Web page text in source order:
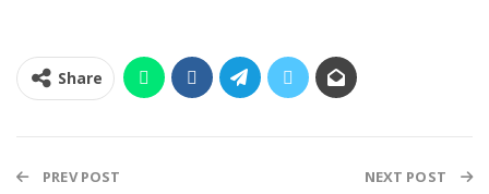
Share
PREV POST NEXT POST